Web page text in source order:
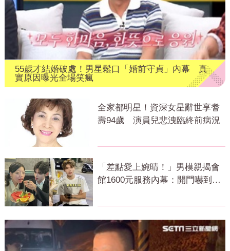
55歲才結婚破處！男星鬆口「婚前守貞」內幕 真
實原因曝光全場笑瘋
全家都明星！資深女星辭世享耆
壽94歲 演員兒悲洩臨終前病況
「差點愛上婉晴！」男模親揭會
館1600元服務內幕：開門嚇到險